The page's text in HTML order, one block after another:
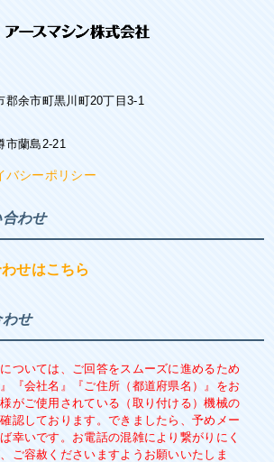
郡余市町黒川町20丁目3-1
市蘭島2-21
バシーポリシー
わせ
せはこちら
せ
ついては、ご回答をスムーズに進めるため
『会社名』『ご住所（都道府県名）』をお
がご使用されている（取り付ける）機械の
認しております。できましたら、予めメー
幸いです。お電話の混雑により繋がりにく
ご容赦くださいますようお願いいたしま